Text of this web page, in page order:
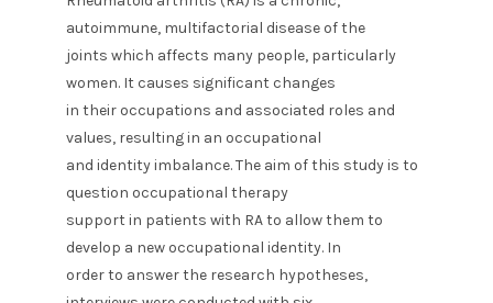
autoimmune, multifactorial disease of the
joints which affects many people, particularly
women. It causes significant changes
in their occupations and associated roles and
values, resulting in an occupational
and identity imbalance. The aim of this study is to
question occupational therapy
support in patients with RA to allow them to
develop a new occupational identity. In
order to answer the research hypotheses,